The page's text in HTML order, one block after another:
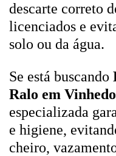
descarte correto
licenciados e
solo ou da água.
Se está buscando
Ralo em Vinhedo
especializada
e higiene,
cheiro,